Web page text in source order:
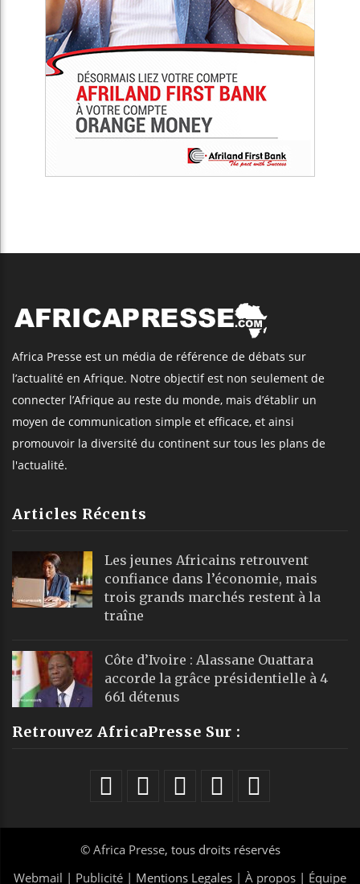
Africa Presse est un média de référence de débats sur
l’actualité en Afrique. Notre objectif est non seulement de
connecter l’Afrique au reste du monde, mais d’établir un
moyen de communication simple et efficace, et ainsi
promouvoir la diversité du continent sur tous les plans de
l'actualité.
Articles Récents
Les jeunes Africains retrouvent
confiance dans l’économie, mais
trois grands marchés restent à la
traîne
Côte d’Ivoire : Alassane Ouattara
accorde la grâce présidentielle à 4
661 détenus
Retrouvez AfricaPresse Sur :
© Africa Presse, tous droits réservés
Webmail | Publicité | Mentions Legales | À propos | Équipe